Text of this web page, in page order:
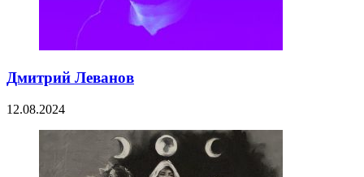
Дмитрий Леванов
12.08.2024